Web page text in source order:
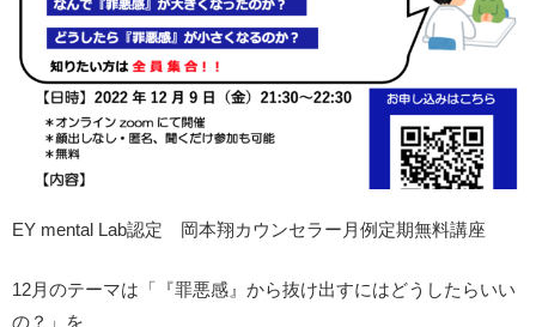
EY mental Lab認定 岡本翔カウンセラー月例定期無料講座
12月のテーマは「『罪悪感』から抜け出すにはどうしたらいい
の？」を